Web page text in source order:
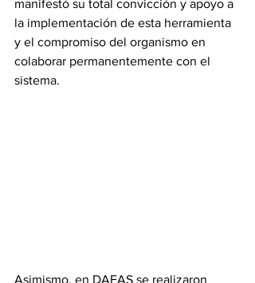
manifestó su total convicción y apoyo a
la implementación de esta herramienta
y el compromiso del organismo en
colaborar permanentemente con el
sistema.
Asimismo, en DAFAS se realizaron